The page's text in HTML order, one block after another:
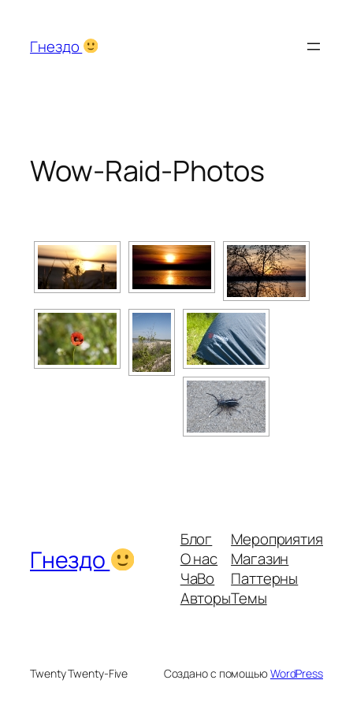
содержимому
Гнездо
Wow-Raid-Photos
Гнездо
Блог
О нас
ЧаВо
Авторы
Мероприятия
Магазин
Паттерны
Темы
Twenty Twenty-Five Создано с помощьюWordPress